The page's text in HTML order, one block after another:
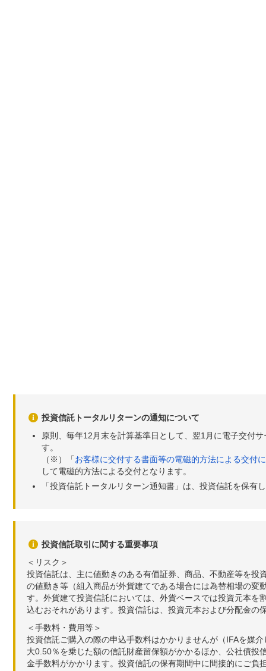
投資信託トータルリターンの通知について
原則、毎年12月末を計算基準日として、翌1月に電子交付
す。
（※）「お客様に交付する書面等の電磁的方法による交付
して電磁的方法による交付となります。
「投資信託トータルリターン通知書」は、投資信託を保有
投資信託取引に関する重要事項
＜リスク＞
投資信託は、主に値動きのある有価証券、商品、不動産等を
の値動き等（組入商品が外貨建てである場合には為替相場の
す。外貨建て投資信託においては、外貨ベースでは投資元本
込むおそれがあります。投資信託は、投資元本および分配金の
＜手数料・費用等＞
投資信託ご購入の際の申込手数料はかかりませんが（IFAを媒
大0.50％を乗じた額の信託財産留保額がかかるほか、公社債
金手数料がかかります。投資信託の保有期間中に間接的にご